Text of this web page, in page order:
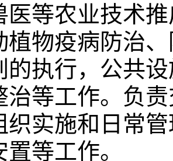
医等农业技术
植物疫病防治
的执行，公共
治等工作。负
织实施和日常
等工作。